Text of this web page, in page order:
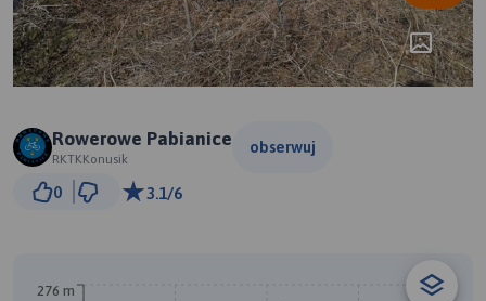
Rowerowe Pabianice
RKTKKonusik
obserwuj
0 3.1/6
276 m